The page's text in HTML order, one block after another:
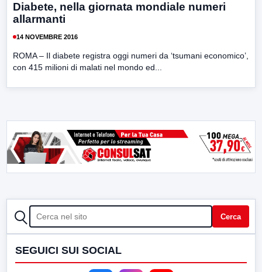
Diabete, nella giornata mondiale numeri
allarmanti
14 NOVEMBRE 2016
ROMA – Il diabete registra oggi numeri da ‘tsumani economico’,
con 415 milioni di malati nel mondo ed...
CERCA Cerca
SEGUICI SUI SOCIAL